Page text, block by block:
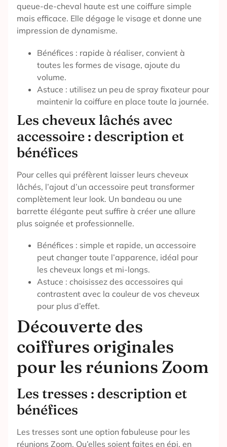
queue-de-cheval haute est une coiffure simple
mais efficace. Elle dégage le visage et donne une
impression de dynamisme.
Bénéfices : rapide à réaliser, convient à
toutes les formes de visage, ajoute du
volume.
Astuce : utilisez un peu de spray fixateur pour
maintenir la coiffure en place toute la journée.
Les cheveux lâchés avec
accessoire : description et
bénéfices
Pour celles qui préfèrent laisser leurs cheveux
lâchés, l’ajout d’un accessoire peut transformer
complètement leur look. Un bandeau ou une
barrette élégante peut suffire à créer une allure
plus soignée et professionnelle.
Bénéfices : simple et rapide, un accessoire
peut changer toute l’apparence, idéal pour
les cheveux longs et mi-longs.
Astuce : choisissez des accessoires qui
contrastent avec la couleur de vos cheveux
pour plus d’effet.
Découverte des
coiffures originales
pour les réunions Zoom
Les tresses : description et
bénéfices
Les tresses sont une option fabuleuse pour les
réunions Zoom. Qu’elles soient faites en épi, en